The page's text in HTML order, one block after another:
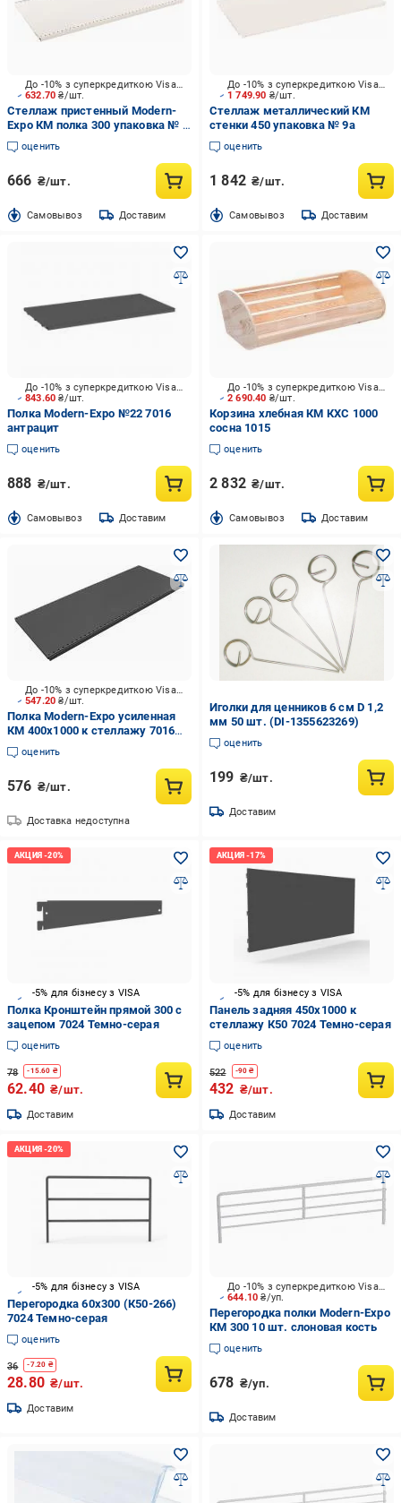
632.70₴/шт.
До -10% з суперкредиткою Visa Вигода
Стеллаж пристенный Modern-
Expo КМ полка 300 упаковка № 4
слоновая кость
оценить
666 ₴/шт.
Cамовывоз Доставим
1 749.90 ₴/шт.
До -10% з суперкредиткою Visa Вигода
Стеллаж металлический КМ
стенки 450 упаковка № 9а
оценить
1 842 ₴/шт.
Cамовывоз Доставим
843.60₴/шт.
До -10% з суперкредиткою Visa Вигода
Полка Modern-Expo №22 7016
антрацит
оценить
888 ₴/шт.
Cамовывоз Доставим
2 690.40 ₴/шт.
До -10% з суперкредиткою Visa Вигода
Корзина хлебная КМ КХС 1000
сосна 1015
оценить
2 832 ₴/шт.
Cамовывоз Доставим
547.20₴/шт.
До -10% з суперкредиткою Visa Вигода
Полка Modern-Expo усиленная
КМ 400х1000 к стеллажу 7016
темно-серый матовый
оценить
576 ₴/шт.
Доставка недоступна
Иголки для ценников 6 см D 1,2
мм 50 шт. (DI-1355623269)
оценить
199 ₴/шт.
Доставим
-5% для бізнесу з VISA
Полка Кронштейн прямой 300 с
зацепом 7024 Темно-серая
оценить
78 -15.60 ₴
62.40 ₴/шт.
Доставим
-5% для бізнесу з VISA
Панель задняя 450х1000 к
стеллажу К50 7024 Темно-серая
оценить
522 -90 ₴
432 ₴/шт.
Доставим
-5% для бізнесу з VISA
Перегородка 60х300 (К50-266)
7024 Темно-серая
оценить
36 -7.20 ₴
28.80 ₴/шт.
Доставим
644.10₴/уп.
До -10% з суперкредиткою Visa Вигода
Перегородка полки Modern-Expo
КМ 300 10 шт. слоновая кость
оценить
678 ₴/уп.
Доставим